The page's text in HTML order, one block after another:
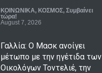
ΚΟΙΝΩΝΙΚΑ, ΚΟΣΜΟΣ, Συμβαίνει
τώρα!
August 7, 2026
Γαλλία: Ο Μασκ ανοίγει
μέτωπο με την ηγέτιδα των
Οικολόγων Τοντελιέ, την